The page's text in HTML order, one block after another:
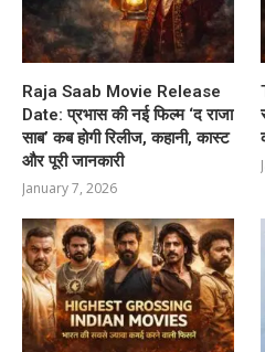
Raja Saab Movie Release
Date: प्रभास की नई फिल्म ‘द राजा
साब’ कब होगी रिलीज, कहानी, कास्ट
और पूरी जानकारी
January 7, 2026